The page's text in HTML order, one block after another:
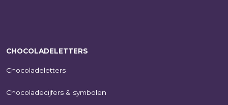
CHOCOLADELETTERS
Chocoladeletters
Chocoladecijfers & symbolen